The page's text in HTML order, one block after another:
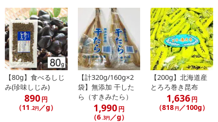
こちらの情報は 2026年07月09日 時点での情報となります。
【80g】食べるしじ
み(珍味しじみ)
890円
（11 .2円／g）
【計320g/160g×2
袋】無添加 干した
ら（すきみたら）
1,990円
（6.3円／g）
【200g】北海道産
とろろ巻き昆布
1,636円
（818 円／100g）